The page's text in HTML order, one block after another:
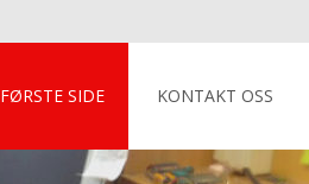
FØRSTE SIDE KONTAKT OSS